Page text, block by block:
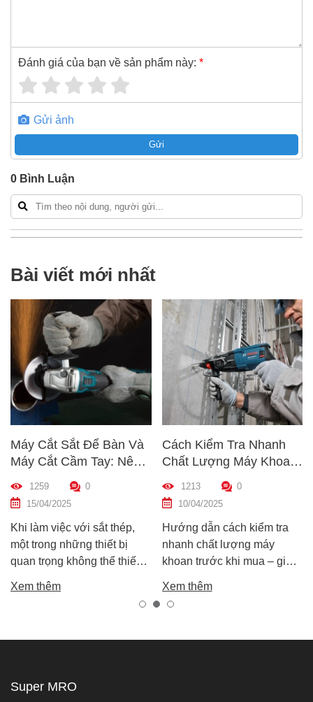
Đánh giá của bạn về sản phẩm này: *
Gửi ảnh
Gửi
0 Bình Luận
Bài viết mới nhất
Máy Cắt Sắt Để Bàn Và
Máy Cắt Cầm Tay: Nên
Chọn Loại Nào Phù Hợp
Nhất?
1259
0
15/04/2025
Khi làm việc với sắt thép,
một trong những thiết bị
quan trọng không thể thiếu
nhiên, trên thị trường hiện
nay có hai dòng phổ biến là
bài viết này, Super MRO sẽ
Xem thêm
Cách Kiểm Tra Nhanh
Chất Lượng Máy Khoan
Trước Khi Mua – Hướng
Dẫn Chi Tiết Cho Người
Mới
1213
0
10/04/2025
Hướng dẫn cách kiểm tra
nhanh chất lượng máy
khoan trước khi mua – giúp
tốt, bền, hoạt động ổn định,
tránh hàng giả, hàng kém
Xem thêm
Super MRO